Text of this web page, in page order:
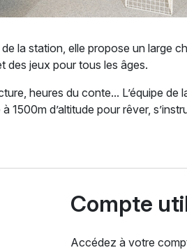
la station, elle propose un large
des jeux pour tous les âges.
heures du conte... L’équipe
d’altitude pour rêver,
Compte
Accédez à votre